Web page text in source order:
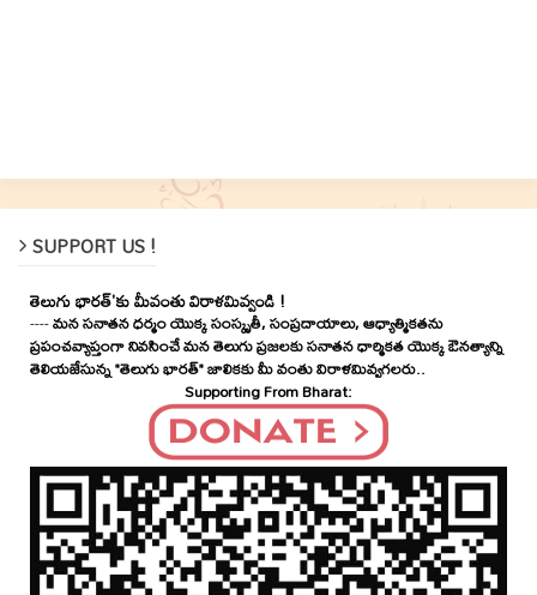
SUPPORT US !
తెలుగు భారత్'కు మీవంతు విరాళమివ్వండి !
----మన సనాతన ధర్మం యొక్క సంస్కృతీ, సంప్రదాయాలు, ఆధ్యాత్మికతను
ప్రపంచవ్యాప్తంగా నివసించే మన తెలుగు ప్రజలకు సనాతన ధార్మికత యొక్క ఔనత్యాన్ని
తెలియజేసున్న "తెలుగు భారత్" జాలికకు మీ వంతు విరాళమివ్వగలరు..
Supporting From Bharat: